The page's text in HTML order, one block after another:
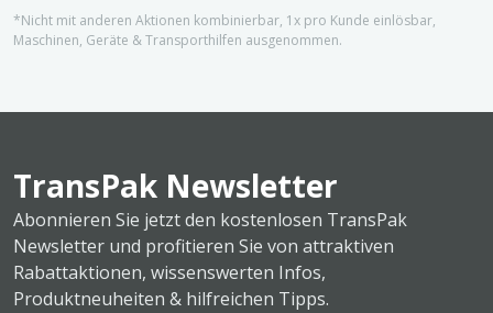
*Nicht mit anderen Aktionen kombinierbar, 1x pro Kunde einlösbar,
Maschinen, Geräte & Transporthilfen ausgenommen.
TransPak Newsletter
Abonnieren Sie jetzt den kostenlosen TransPak
Newsletter und profitieren Sie von attraktiven
Rabattaktionen, wissenswerten Infos,
Produktneuheiten & hilfreichen Tipps.